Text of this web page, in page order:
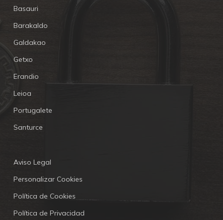
Basauri
Barakaldo
Galdakao
Getxo
Erandio
Leioa
Portugalete
Santurce
Aviso Legal
Personalizar Cookies
Política de Cookies
Política de Privacidad